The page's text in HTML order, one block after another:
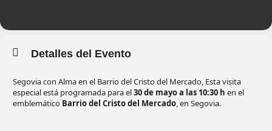
Detalles del Evento
Segovia con Alma en el Barrio del Cristo del Mercado, Esta visita
especial está programada para el30 de mayo a las 10:30 h en el
emblemático Barrio del Cristo del Mercado, en Segovia.